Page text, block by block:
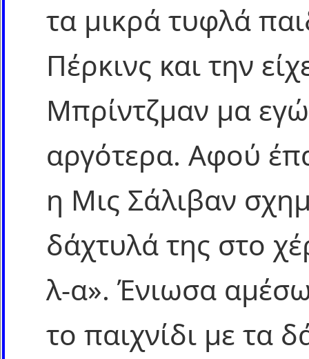
τα μικρά τυφλά
Πέρκινς και την
Μπρίντζμαν μα
αργότερα. Αφού
η Μις Σάλιβαν
δάχτυλά της στο
λ-α». Ένιωσα
το παιχνίδι με τα